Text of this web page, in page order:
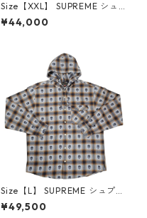
Size【XXL】 SUPREME シュ
プリーム 24AW Box Logo Ho
oded Sweatshirt Stone ボッ
¥44,000
Size【L】 SUPREME シュプリ
ーム ×Number (N)ine 25FW
Hooded Flannel Shirt Blue
¥49,500